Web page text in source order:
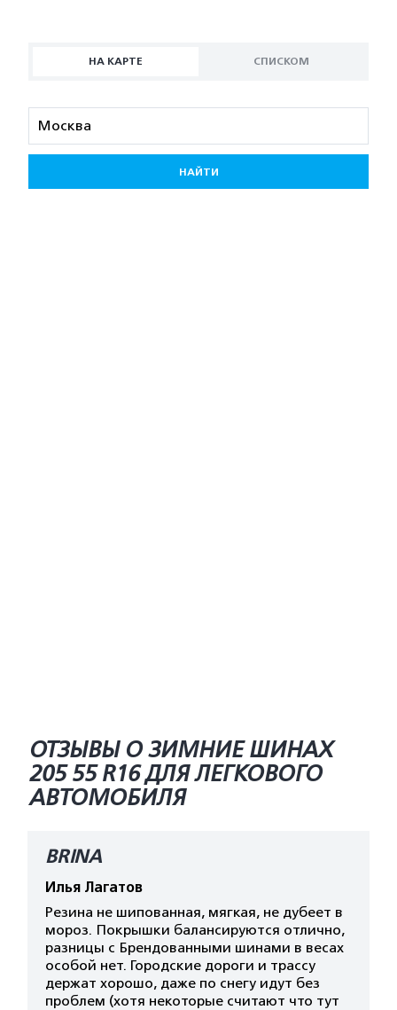
НА КАРТЕ СПИСКОМ
НАЙТИ
ОТЗЫВЫ О ЗИМНИЕ ШИНАХ
205 55 R16 ДЛЯ ЛЕГКОВОГО
АВТОМОБИЛЯ
BRINA
Илья Лагатов
Резина не шипованная, мягкая, не дубеет в
мороз. Покрышки балансируются отлично,
разницы с Брендованными шинами в весах
особой нет. Городские дороги и трассу
держат хорошо, даже по снегу идут без
проблем (хотя некоторые считают что тут